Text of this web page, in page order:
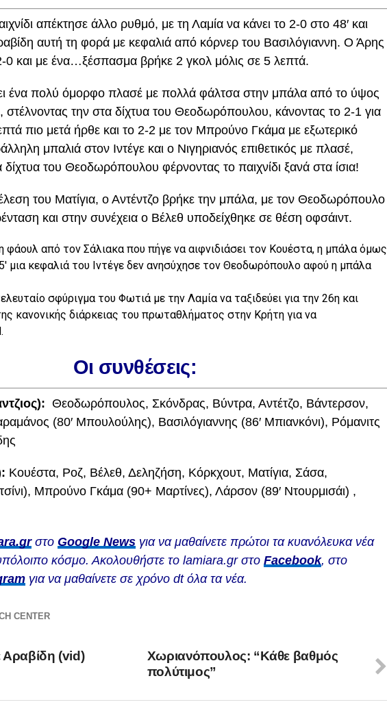
απέκτησε άλλο ρυθμό, με τη Λαμία να κάνει το 2-0 στο 48′ και
αυτή τη φορά με κεφαλιά από κόρνερ του Βασιλόγιαννη. Ο Άρης
0 και με ένα…ξέσπασμα βρήκε 2 γκολ μόλις σε 5 λεπτά.
ένα πολύ όμορφο πλασέ με πολλά φάλτσα στην μπάλα από το ύψος
στέλνοντας την στα δίχτυα του Θεοδωρόπουλου, κάνοντας το 2-1 για
πιο μετά ήρθε και το 2-2 με τον Μπρούνο Γκάμα με εξωτερικό
μπαλιά στον Ιντέγε και ο Νιγηριανός επιθετικός με πλασέ,
δίχτυα του Θεοδωρόπουλου φέρνοντας το παιχνίδι ξανά στα ίσια!
του Ματίγια, ο Αντέντζο βρήκε την μπάλα, με τον Θεοδωρόπουλο
και στην συνέχεια ο Βέλεθ υποδείχθηκε σε θέση οφσάιντ.
φάουλ από τον Σάλιακα που πήγε να αιφνιδιάσει τον Κουέστα, η μπάλα όμως
μια κεφαλιά του Ιντέγε δεν ανησύχησε τον Θεοδωρόπουλο αφού η μπάλα
σφύριγμα του Φωτιά με την Λαμία να ταξιδεύει για την 26η και
κανονικής διάρκειας του πρωταθλήματος στην Κρήτη για να
Οι συνθέσεις:
Θεοδωρόπουλος, Σκόνδρας, Βύντρα, Αντέτζο, Βάντερσον,
(80′ Μπουλούλης), Βασιλόγιαννης (86′ Μπιανκόνι), Ρόμανιτς
Κουέστα, Ροζ, Βέλεθ, Δεληζήση, Κόρκχουτ, Ματίγια, Σάσα,
Μπρούνο Γκάμα (90+ Μαρτίνες), Λάρσον (89′ Ντουρμισάι) ,
στο Google News για να μαθαίνετε πρώτοι τα κυανόλευκα νέα
κόσμο. Ακολουθήστε το lamiara.gr στο Facebook, στο
για να μαθαίνετε σε χρόνο dt όλα τα νέα.
CENTER
Χωριανόπουλος: “Κάθε βαθμός
πολύτιμος”
Αραβίδη (vid)